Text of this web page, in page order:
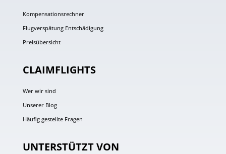
Kompensationsrechner
Flugverspätung Entschädigung
Preisübersicht
CLAIMFLIGHTS
Wer wir sind
Unserer Blog
Häufig gestellte Fragen
UNTERSTÜTZT VON